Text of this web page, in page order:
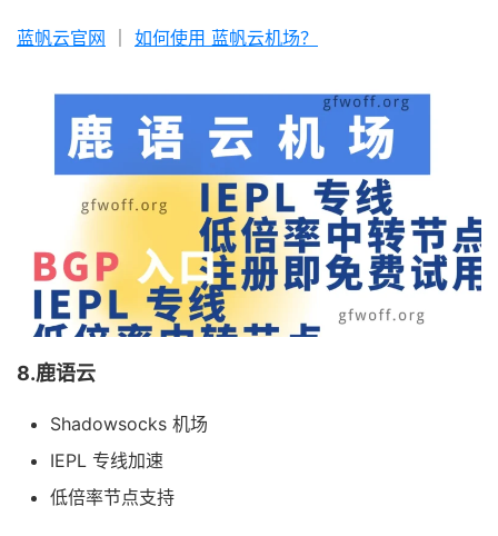
蓝帆云官网 如何使用 蓝帆云机场？
8.鹿语云
Shadowsocks 机场
IEPL 专线加速
低倍率节点支持